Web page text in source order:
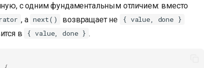
с одним фундаментальным отличием: вместо
, а next() возвращает не { value, done }
в { value, done } .